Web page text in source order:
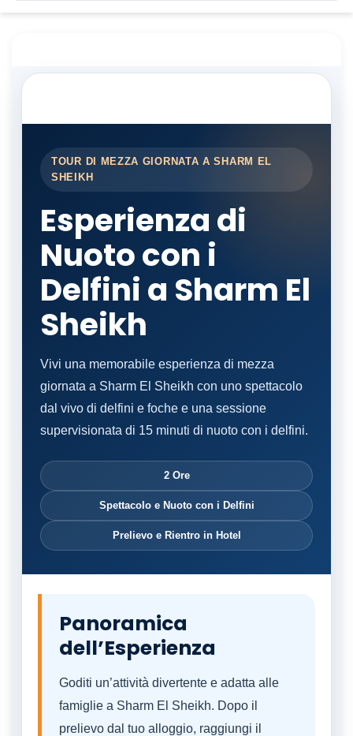
TOUR DI MEZZA GIORNATA A SHARM EL
SHEIKH
Esperienza di
Nuoto con i
Delfini a Sharm El
Sheikh
Vivi una memorabile esperienza di mezza
giornata a Sharm El Sheikh con uno spettacolo
dal vivo di delfini e foche e una sessione
supervisionata di 15 minuti di nuoto con i delfini.
2 Ore
Spettacolo e Nuoto con i Delfini
Prelievo e Rientro in Hotel
Panoramica
dell’Esperienza
Goditi un’attività divertente e adatta alle
famiglie a Sharm El Sheikh. Dopo il
prelievo dal tuo alloggio, raggiungi il